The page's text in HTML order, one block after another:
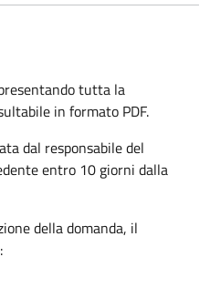
tutta la
in formato PDF.
dal responsabile del
entro 10 giorni dalla
della domanda, il